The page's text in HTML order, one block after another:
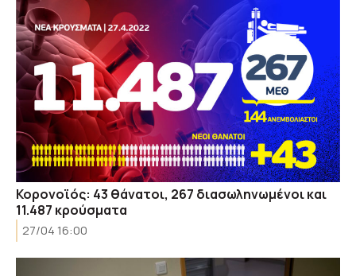
Κορονοϊός: 43 θάνατοι, 267 διασωληνωμένοι και
11.487 κρούσματα
27/04 16:00